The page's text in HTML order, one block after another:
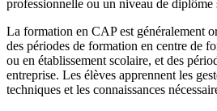
professionnelle ou un niveau de diplôme
La formation en CAP est généralement
des périodes de formation en centre de
ou en établissement scolaire, et des
entreprise. Les élèves apprennent les
techniques et les connaissances